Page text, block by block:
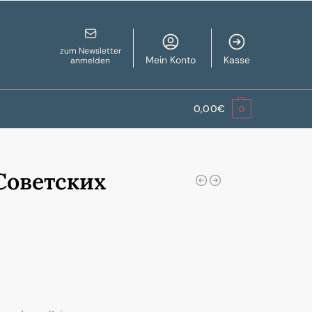
zum Newsletter
anmelden
Mein Konto Kasse
0,00€ 0